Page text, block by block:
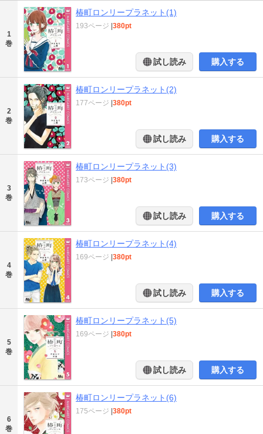
1
巻
椿町ロンリープラネット(1)
193ページ 380pt
試し読み 購入する
2
巻
椿町ロンリープラネット(2)
177ページ 380pt
試し読み 購入する
3
巻
椿町ロンリープラネット(3)
173ページ 380pt
試し読み 購入する
4
巻
椿町ロンリープラネット(4)
169ページ 380pt
試し読み 購入する
5
巻
椿町ロンリープラネット(5)
169ページ 380pt
試し読み 購入する
6
巻
椿町ロンリープラネット(6)
175ページ 380pt